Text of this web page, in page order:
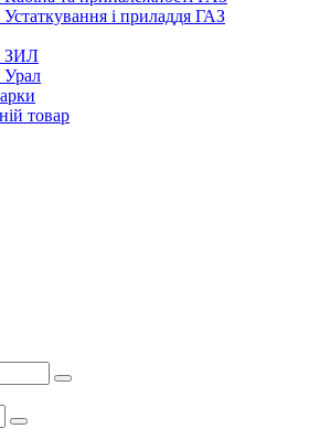
Устаткування і приладдя ГАЗ
ЗИЛ
Урал
товар